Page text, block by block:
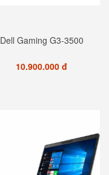
Dell Gaming G3-3500
10.900.000 đ